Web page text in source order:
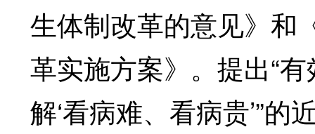
生体制改革的意见》和
革实施方案》。提出“
解‘看病难、看病贵’”